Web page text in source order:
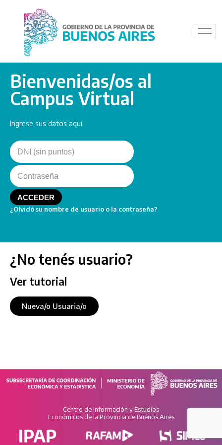
Saltar
contenido
Bienvenidas/os al
Campus Virtual
Ingrese sus datos aquí
¿Olvidó su nombre de usuario o la contraseña?
¿No tenés usuario?
Ver tutorial
Nueva/o Usuaria/o
Centro de Información y Estudios
Económicos de la Provincia de Buenos Aires